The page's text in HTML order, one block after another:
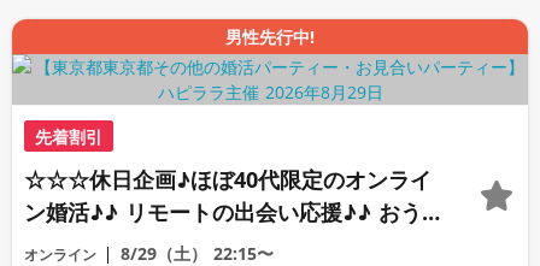
男性先行中!
先着割引
☆☆☆休日企画♪ほぼ40代限定のオンライ
ン婚活♪♪ リモートの出会い応援♪♪ おう
ちで乾杯しませんか♪♪ ☆全国の方が対象
オンライン 8/29（土） 22:15〜